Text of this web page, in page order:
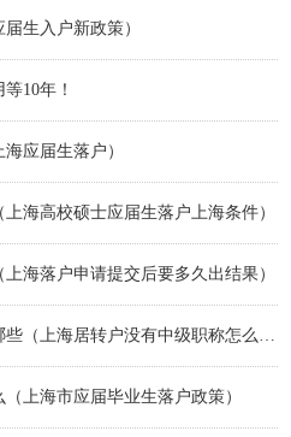
生入户新政策）
10年！
应届生落户）
海高校硕士应届生落户上海条件）
海落户申请提交后要多久出结果）
上海市应届毕业生落户政策）